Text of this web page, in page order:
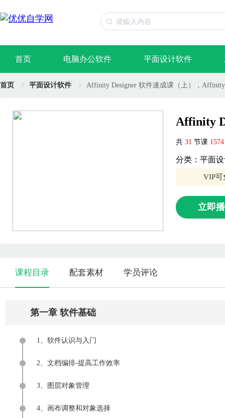
首页 电脑办公软件 平面设计软件
首页 平面设计软件 Affinity Designer 软件速成课（上），Affinity
Affinity
共 31 节课
分类：平面
VIP可
立即
课程目录 配套素材 学员评论
第一章 软件基础
1、软件认识与入门
2、文档编排-提高工作效率
3、图层对象管理
4、画布调整和对象选择